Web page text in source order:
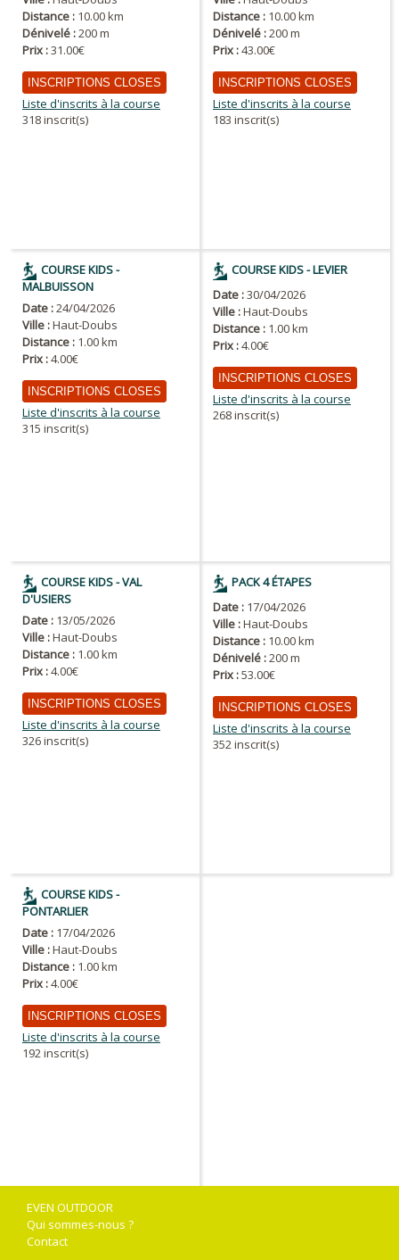
Distance : 10.00 km
Dénivelé :200 m
Prix :31.00€
INSCRIPTIONS CLOSES
Liste d'inscrits à la course
318 inscrit(s)
Distance : 10.00 km
Dénivelé :200 m
Prix :43.00€
INSCRIPTIONS CLOSES
Liste d'inscrits à la course
183 inscrit(s)
COURSE KIDS -
MALBUISSON
Date :24/04/2026
Ville :Haut-Doubs
Distance : 1.00 km
Prix :4.00€
INSCRIPTIONS CLOSES
Liste d'inscrits à la course
315 inscrit(s)
COURSE KIDS - LEVIER
Date :30/04/2026
Ville :Haut-Doubs
Distance : 1.00 km
Prix :4.00€
INSCRIPTIONS CLOSES
Liste d'inscrits à la course
268 inscrit(s)
COURSE KIDS - VAL
D'USIERS
Date : 13/05/2026
Ville :Haut-Doubs
Distance : 1.00 km
Prix :4.00€
INSCRIPTIONS CLOSES
Liste d'inscrits à la course
326 inscrit(s)
PACK 4 ÉTAPES
Date : 17/04/2026
Ville :Haut-Doubs
Distance : 10.00 km
Dénivelé :200 m
Prix :53.00€
INSCRIPTIONS CLOSES
Liste d'inscrits à la course
352 inscrit(s)
COURSE KIDS -
PONTARLIER
Date : 17/04/2026
Ville :Haut-Doubs
Distance : 1.00 km
Prix :4.00€
INSCRIPTIONS CLOSES
Liste d'inscrits à la course
192 inscrit(s)
EVEN OUTDOOR
Qui sommes-nous ?
Contact